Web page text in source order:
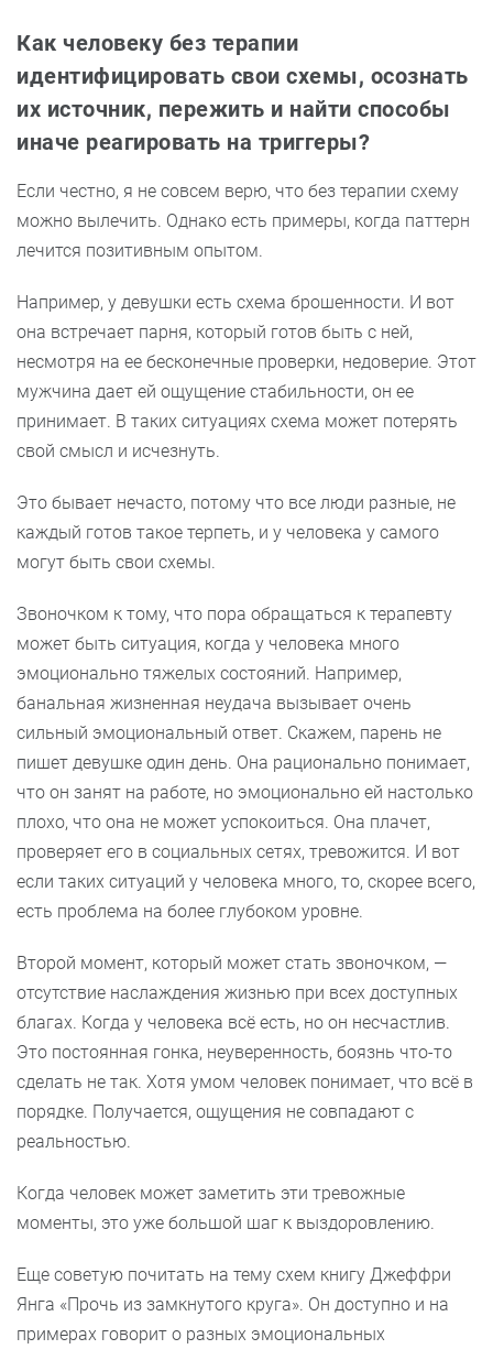
Как человеку без терапии
идентифицировать свои схемы, осознать
их источник, пережить и найти способы
иначе реагировать на триггеры?
Если честно, я не совсем верю, что без терапии схему
можно вылечить. Однако есть примеры, когда паттерн
лечится позитивным опытом.
Например, у девушки есть схема брошенности. И вот
она встречает парня, который готов быть с ней,
несмотря на ее бесконечные проверки, недоверие. Этот
мужчина дает ей ощущение стабильности, он ее
принимает. В таких ситуациях схема может потерять
свой смысл и исчезнуть.
Это бывает нечасто, потому что все люди разные, не
каждый готов такое терпеть, и у человека у самого
могут быть свои схемы.
Звоночком к тому, что пора обращаться к терапевту
может быть ситуация, когда у человека много
эмоционально тяжелых состояний. Например,
банальная жизненная неудача вызывает очень
сильный эмоциональный ответ. Скажем, парень не
пишет девушке один день. Она рационально понимает,
что он занят на работе, но эмоционально ей настолько
плохо, что она не может успокоиться. Она плачет,
проверяет его в социальных сетях, тревожится. И вот
если таких ситуаций у человека много, то, скорее всего,
есть проблема на более глубоком уровне.
Второй момент, который может стать звоночком, —
отсутствие наслаждения жизнью при всех доступных
благах. Когда у человека всё есть, но он несчастлив.
Это постоянная гонка, неуверенность, боязнь что-то
сделать не так. Хотя умом человек понимает, что всё в
порядке. Получается, ощущения не совпадают с
реальностью.
Когда человек может заметить эти тревожные
моменты, это уже большой шаг к выздоровлению.
Еще советую почитать на тему схем книгу Джеффри
Янга «Прочь из замкнутого круга». Он доступно и на
примерах говорит о разных эмоциональных